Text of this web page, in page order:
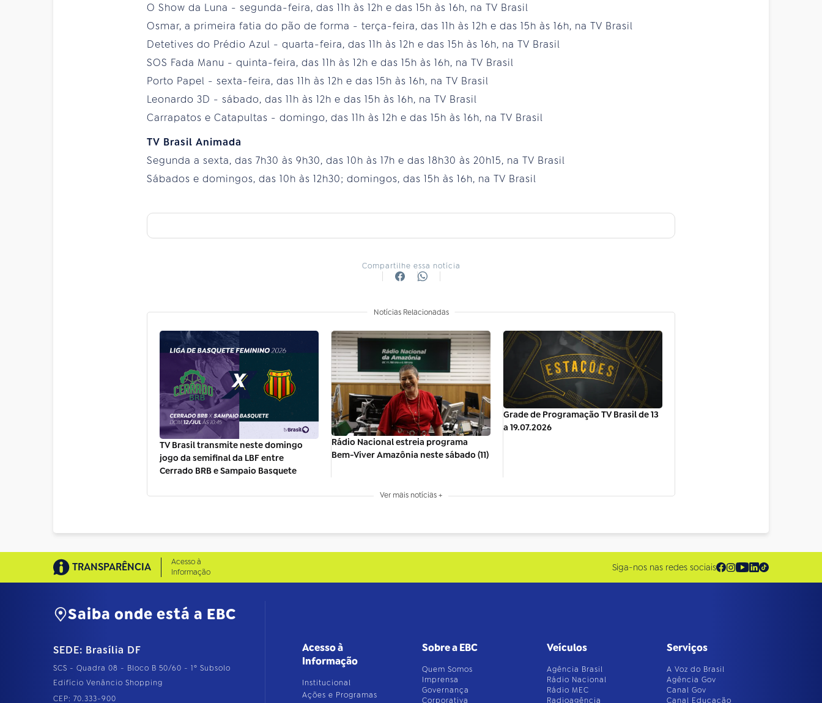
O Show da Luna - segunda-feira, das 11h às 12h e das 15h às 16h, na TV Brasil
Osmar, a primeira fatia do pão de forma - terça-feira, das 11h às 12h e das 15h às 16h, na TV Brasil
Detetives do Prédio Azul - quarta-feira, das 11h às 12h e das 15h às 16h, na TV Brasil
SOS Fada Manu - quinta-feira, das 11h às 12h e das 15h às 16h, na TV Brasil
Porto Papel - sexta-feira, das 11h às 12h e das 15h às 16h, na TV Brasil
Leonardo 3D - sábado, das 11h às 12h e das 15h às 16h, na TV Brasil
Carrapatos e Catapultas - domingo, das 11h às 12h e das 15h às 16h, na TV Brasil
TV Brasil Animada
Segunda a sexta, das 7h30 às 9h30, das 10h às 17h e das 18h30 às 20h15, na TV Brasil
Sábados e domingos, das 10h às 12h30; domingos, das 15h às 16h, na TV Brasil
Compartilhe essa notícia
Notícias Relacionadas
TV Brasil transmite neste domingo
jogo da semifinal da LBF entre
Cerrado BRB e Sampaio Basquete
Rádio Nacional estreia programa
Bem-Viver Amazônia neste sábado (11)
Grade de Programação TV Brasil de 13
a 19.07.2026
Ver mais notícias +
TRANSPARÊNCIA
Acesso à
Informação
Siga-nos nas redes sociais
Saiba onde está a EBC
SEDE: Brasília DF
SCS - Quadra 08 - Bloco B 50/60 - 1º Subsolo
Edifício Venâncio Shopping
CEP: 70.333-900
Acesso à
Informação
Institucional
Ações e Programas
Sobre a EBC
Quem Somos
Imprensa
Governança
Corporativa
Veículos
Agência Brasil
Rádio Nacional
Rádio MEC
Radioagência
Serviços
A Voz do Brasil
Agência Gov
Canal Gov
Canal Educação